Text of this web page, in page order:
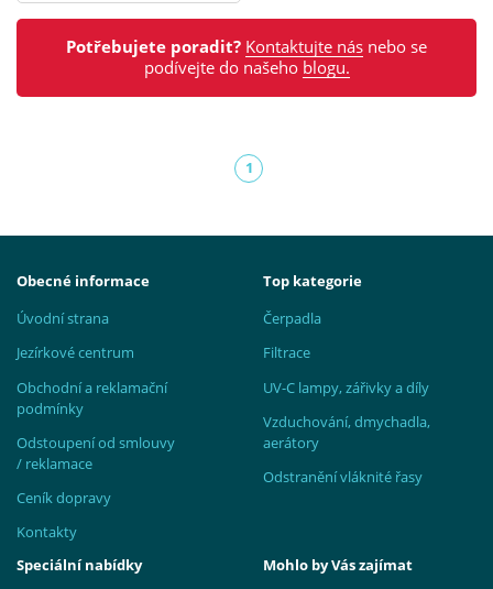
Potřebujete poradit? Kontaktujte nás nebo se
podívejte do našeho blogu.
1(aktuální)
Obecné informace
Úvodní strana
Jezírkové centrum
Obchodní a reklamační
podmínky
Odstoupení od smlouvy
/ reklamace
Ceník dopravy
Kontakty
Top kategorie
Čerpadla
Filtrace
UV-C lampy, zářivky a díly
Vzduchování, dmychadla,
aerátory
Odstranění vláknité řasy
Speciální nabídky Mohlo by Vás zajímat